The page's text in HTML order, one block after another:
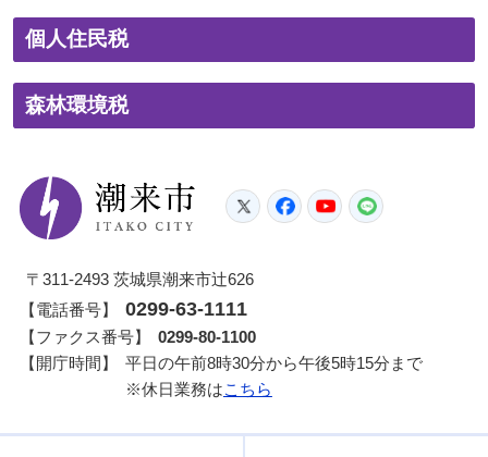
個人住民税
森林環境税
潮来市
TwitterFacebook
YouTube
〒311-2493 茨城県潮来市辻626
【電話番号】
0299-63-1111
【ファクス番号】
0299-80-1100
【開庁時間】
平日の午前8時30分から午後5時15分まで
※休日業務はこちら